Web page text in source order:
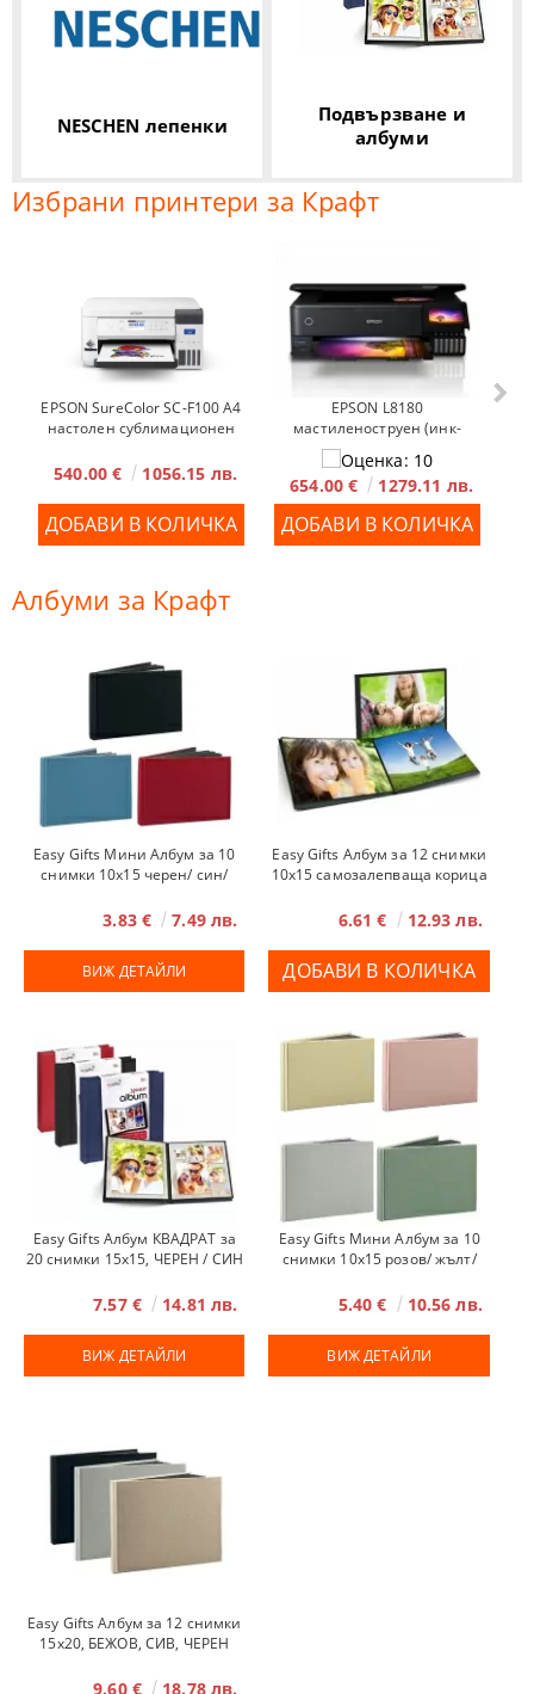
NESCHEN лепенки
Подвързване и
албуми
Избрани принтери за Крафт
EPSON SureColor SC-F100 A4
настолен сублимационен
540.00 € 1056.15 лв.
EPSON L8180
мастиленоструен (инк-
джет) фотопринтер
654.00 € 1279.11 лв.
Албуми за Крафт
Easy Gifts Мини Албум за 10
снимки 10x15 черен/ син/
3.83 € 7.49 лв.
ВИЖ ДЕТАЙЛИ
Easy Gifts Албум за 12 снимки
10x15 самозалепваща корица
6.61 € 12.93 лв.
Easy Gifts Албум КВАДРАТ за
20 снимки 15x15, ЧЕРЕН / СИН
7.57 € 14.81 лв.
ВИЖ ДЕТАЙЛИ
Easy Gifts Мини Албум за 10
снимки 10x15 розов/ жълт/
5.40 € 10.56 лв.
ВИЖ ДЕТАЙЛИ
Easy Gifts Албум за 12 снимки
15x20, БЕЖОВ, СИВ, ЧЕРЕН
9.60 € 18.78 лв.